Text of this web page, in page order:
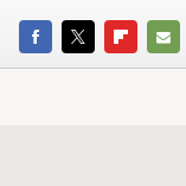
FACEBOOKTWITTERFLIPBOARD
E-